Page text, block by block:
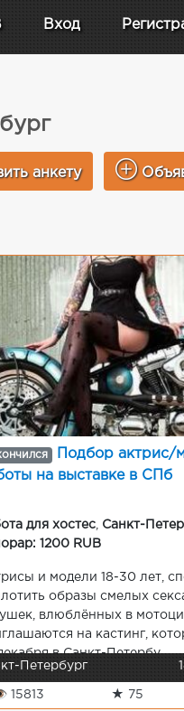
Вход
анкету
Подбор актрис/
на выставке в СПб
для хостес Санкт-
1200 RUB
и модели 18-30 лет,
образы смелых
влюблённых в
на кастинг,
в Санкт-Петербу...
Петербург
15813 ★ 75